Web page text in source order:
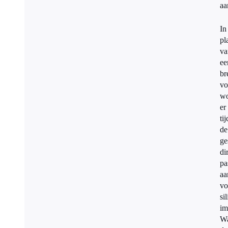
In
er
de